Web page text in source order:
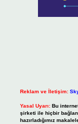
Reklam ve İletişim:
Yasal Uyarı: Bu
şirketi ile hiçbir
hazırladığımız